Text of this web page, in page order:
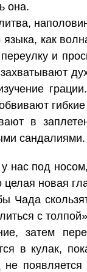
она.
как
и
в
сандалиями.
нас под
новая
Чада
с
затем
в кулак,